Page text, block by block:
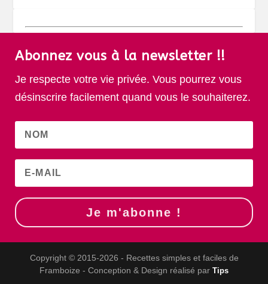
Abonnez vous à la newsletter !!
Je respecte votre vie privée. Vous pourrez vous
désinscrire facilement quand vous le souhaiterez.
Je m'abonne !
Copyright © 2015-2026 - Recettes simples et faciles de
Framboize - Conception & Design réalisé par Tips